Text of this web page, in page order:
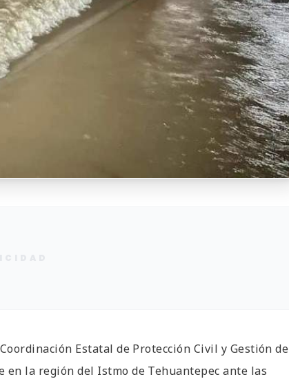
Estatal de Protección Civil y Gestión de
en la región del Istmo de Tehuantepec ante las